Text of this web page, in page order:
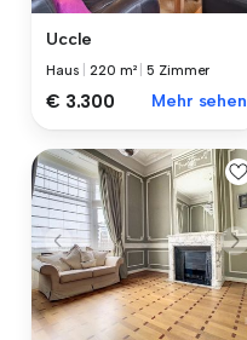
Uccle
Haus |220 m² |5 Zimmer
€ 3.300 Mehr sehen